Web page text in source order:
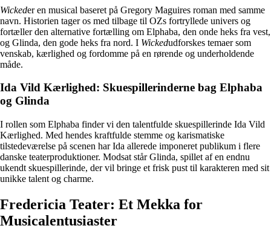
Wickeder en musical baseret på Gregory Maguires roman med samme
navn. Historien tager os med tilbage til OZs fortryllede univers og
fortæller den alternative fortælling om Elphaba, den onde heks fra vest,
og Glinda, den gode heks fra nord. I Wickedudforskes temaer som
venskab, kærlighed og fordomme på en rørende og underholdende
måde.
Ida Vild Kærlighed: Skuespillerinderne bag Elphaba
og Glinda
I rollen som Elphaba finder vi den talentfulde skuespillerinde Ida Vild
Kærlighed. Med hendes kraftfulde stemme og karismatiske
tilstedeværelse på scenen har Ida allerede imponeret publikum i flere
danske teaterproduktioner. Modsat står Glinda, spillet af en endnu
ukendt skuespillerinde, der vil bringe et frisk pust til karakteren med sit
unikke talent og charme.
Fredericia Teater: Et Mekka for
Musicalentusiaster